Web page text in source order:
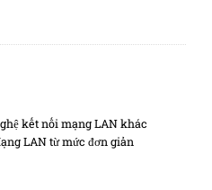
kết nối mạng LAN khác
LAN từ mức đơn giản